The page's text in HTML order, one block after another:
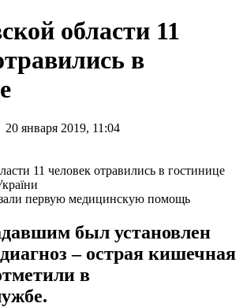
области 11
в
января 2019, 11:04
первую медицинскую помощь
был установлен
– острая кишечная
в